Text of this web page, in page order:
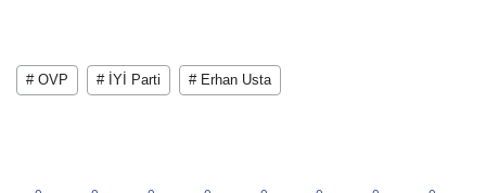
# OVP # İYİ Parti # Erhan Usta